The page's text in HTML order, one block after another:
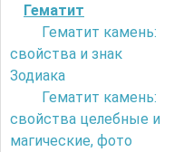
Гематит
Гематит камень:
свойства и знак
Зодиака
Гематит камень:
свойства целебные и
магические, фото